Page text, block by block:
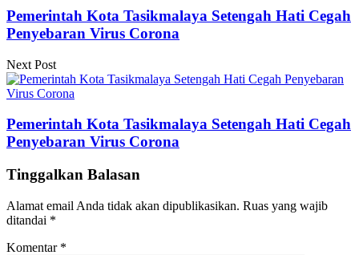
Pemerintah Kota Tasikmalaya Setengah Hati Cegah
Penyebaran Virus Corona
Next Post
Pemerintah Kota Tasikmalaya Setengah Hati Cegah
Penyebaran Virus Corona
Tinggalkan Balasan
Alamat email Anda tidak akan dipublikasikan. Ruas yang wajib
ditandai *
Komentar *